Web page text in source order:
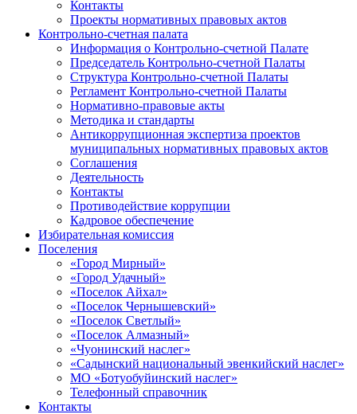
Контакты
Проекты нормативных правовых актов
Контрольно-счетная палата
Информация о Контрольно-счетной Палате
Председатель Контрольно-счетной Палаты
Структура Контрольно-счетной Палаты
Регламент Контрольно-счетной Палаты
Нормативно-правовые акты
Методика и стандарты
Антикоррупционная экспертиза проектов
муниципальных нормативных правовых актов
Соглашения
Деятельность
Контакты
Противодействие коррупции
Кадровое обеспечение
Избирательная комиссия
Поселения
«Город Мирный»
«Город Удачный»
«Поселок Айхал»
«Поселок Чернышевский»
«Поселок Светлый»
«Поселок Алмазный»
«Чуонинский наслег»
«Садынский национальный эвенкийский наслег»
МО «Ботуобуйинский наслег»
Телефонный справочник
Контакты